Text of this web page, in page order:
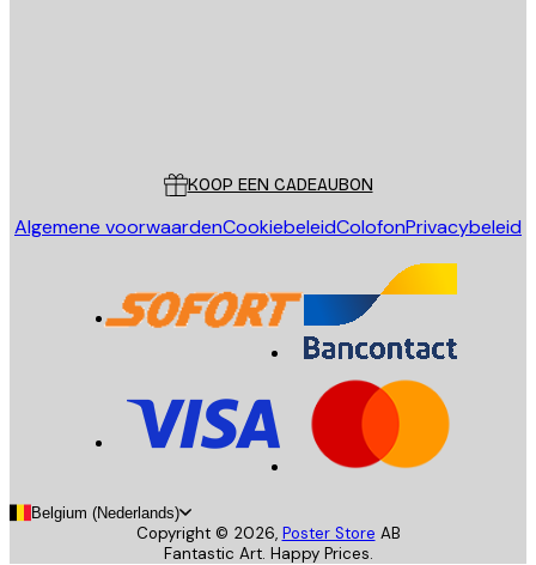
KOOP EEN CADEAUBON
Algemene voorwaardenCookiebeleidColofonPrivacybeleid
Belgium (Nederlands)
Copyright © 2026, Poster Store AB
Fantastic Art. Happy Prices.